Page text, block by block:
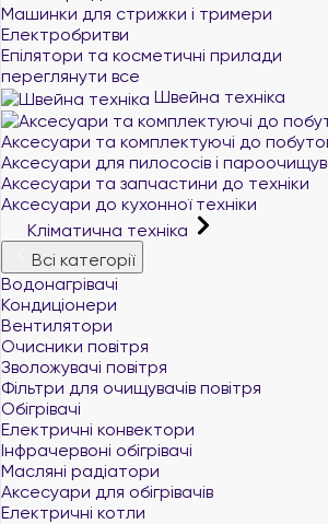
Машинки для стрижки і тримери
Електробритви
Епілятори та косметичні прилади
переглянути все
Швейна техніка
Аксесуари та комплектуючі до
Аксесуари для пилососів і
Аксесуари та запчастини до техніки
Аксесуари до кухонної техніки
Кліматична техніка
Всі категорії
Водонагрівачі
Кондиціонери
Вентилятори
Очисники повітря
Зволожувачі повітря
Фільтри для очищувачів повітря
Обігрівачі
Електричні конвектори
Інфрачервоні обігрівачі
Масляні радіатори
Аксесуари для обігрівачів
Електричні котли